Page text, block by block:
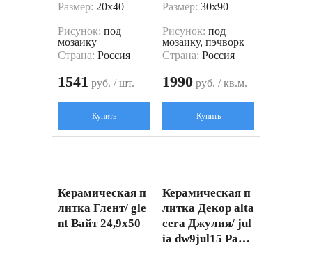
Размер: 20x40
Рисунок: под
мозаику
Страна: Россия
1541 руб. / шт.
Купить
Размер: 30x90
Рисунок: под
мозаику, пэчворк
Страна: Россия
1990 руб. / кв.м.
Купить
Керамическая п
литка Глент/ gle
nt Вайт 24,9x50
Керамическая п
литка Декор alta
cera Джулия/ jul
ia dw9jul15 Разн